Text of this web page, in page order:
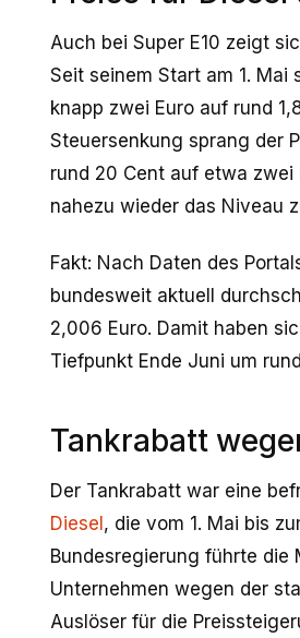
Auch bei Super E10 zeigt
Seit seinem Start am 1.
knapp zwei Euro auf rund
Steuersenkung sprang der
rund 20 Cent auf etwa
nahezu wieder das Niveau
Fakt: Nach Daten des
bundesweit aktuell
2,006 Euro. Damit haben
Tiefpunkt Ende Juni um
Tankrabatt
Der Tankrabatt war eine
Diesel , die vom 1. Mai bis
Bundesregierung führte die
Unternehmen wegen der
Auslöser für die